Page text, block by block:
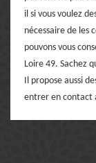
il si vous voulez
nécessaire de les
pouvons vous
Loire 49. Sachez
Il propose aussi
entrer en contact